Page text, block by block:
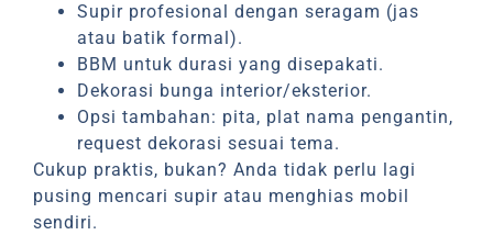
Supir profesional dengan seragam (jas
atau batik formal).
BBM untuk durasi yang disepakati.
Dekorasi bunga interior/eksterior.
Opsi tambahan: pita, plat nama pengantin,
request dekorasi sesuai tema.
Cukup praktis, bukan? Anda tidak perlu lagi
pusing mencari supir atau menghias mobil
sendiri.